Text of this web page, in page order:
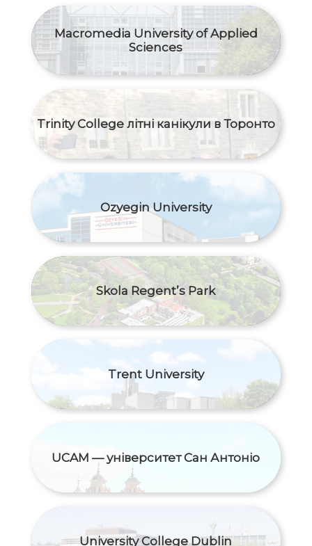
Macromedia University of Applied
Sciences
Trinity College літні канікули в Торонто
Ozyegin University
Skola Regent’s Park
Trent University
UCAM — університет Сан Антоніо
University College Dublin